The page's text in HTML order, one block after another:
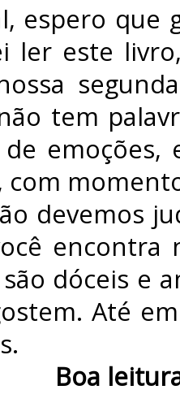
espero que
ler este
tem
com
devemos
encontra
dóceis e
Até
Boa